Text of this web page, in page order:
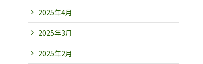
2025年4月
2025年3月
2025年2月